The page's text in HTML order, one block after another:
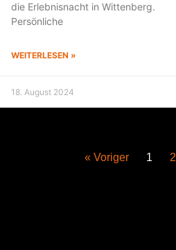
die Erleb­nis­nacht in Wit­ten­berg.
Persönliche
WEITERLESEN »
18. August 2024
« Voriger 1 2